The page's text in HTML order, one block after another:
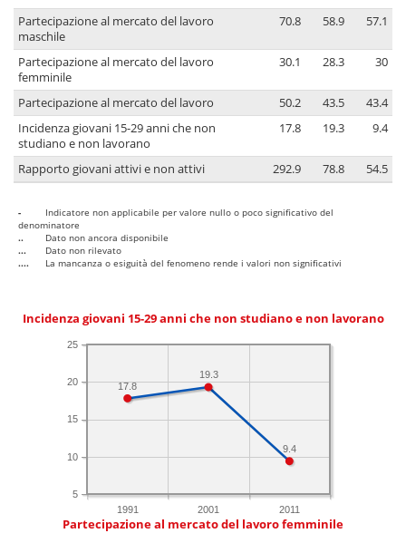
Partecipazione al mercato del lavoro
maschile
70.8 58.9 57.1
Partecipazione al mercato del lavoro
femminile
30.1 28.3 30
Partecipazione al mercato del lavoro 50.2 43.5
43.4
Incidenza giovani 15-29 anni che non
studiano e non lavorano
17.8 19.3 9.4
Rapporto giovani attivi e non attivi 292.9 78.8 54.5
-
Indicatore non applicabile per valore nullo o poco significativo del
denominatore
..
Dato non ancora disponibile
...
Dato non rilevato
....
La mancanza o esiguità del fenomeno rende i valori non significativi
Incidenza giovani 15-29 anni che non studiano e non lavorano
1991 2001 2011
5
10
15
20
25
9.4
19.3
17.8
Partecipazione al mercato del lavoro femminile